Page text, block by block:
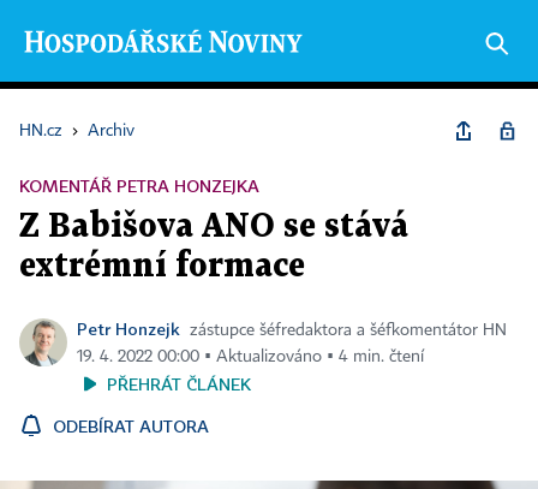
HN.cz › Archiv
KOMENTÁŘ PETRA HONZEJKA
Z Babišova ANO se stává
extrémní formace
Petr Honzejk
zástupce šéfredaktora a šéfkomentátor HN
19. 4. 2022 00:00 ▪ Aktualizováno ▪ 4 min. čtení
PŘEHRÁT ČLÁNEK
ODEBÍRAT AUTORA